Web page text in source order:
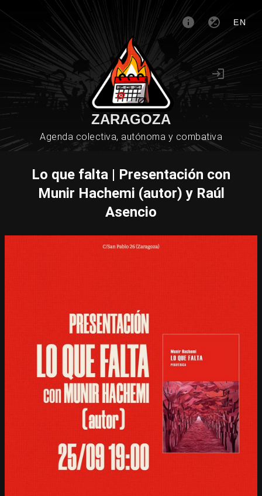
EN
ZARAGOZA
Agenda colectiva, autónoma y combativa
Lo que falta | Presentación con
Munir Hachemi (autor) y Raúl
Asencio